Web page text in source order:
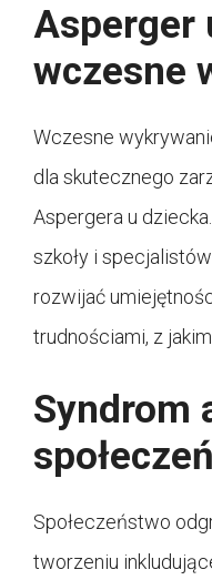
Asperger
wczesne
Wczesne
dla skutecznego
Aspergera u
szkoły i
rozwijać
trudnościami, z
Syndrom
Społeczeństwo
tworzeniu